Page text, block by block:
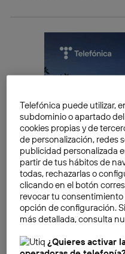
Para tener un contexto
Telefónica puede utilizar,
subdominio o apartado
cookies propias y de
de personalización, redes
publicidad personalizada
partir de tus hábitos de
todas, rechazarlas o
clicando en el botón
revocar tu
opción de configuración.
más detallada, consulta
¿Quieres activar